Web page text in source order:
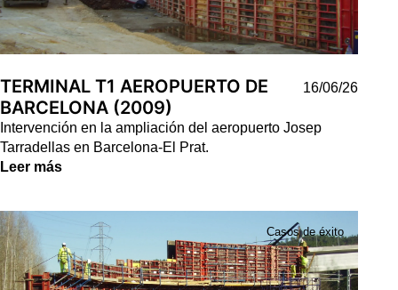
TERMINAL T1 AEROPUERTO DE
BARCELONA (2009)
16/06/26
Intervención en la ampliación del aeropuerto Josep
Tarradellas en Barcelona-El Prat.
Leer más
Casos de éxito